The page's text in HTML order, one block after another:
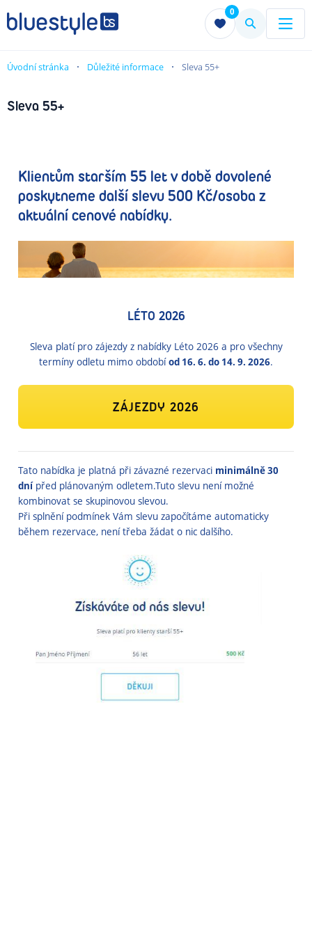
0
Menu Menu
Úvodní stránka Důležité informace Sleva 55+
Sleva 55+
Klientům starším 55 let v době dovolené
poskytneme další slevu 500 Kč/osoba z
aktuální cenové nabídky.
LÉTO 2026
Sleva platí pro zájezdy z nabídky Léto 2026 a pro všechny
termíny odletu mimo obdobíod 16. 6. do 14. 9. 2026.
ZÁJEZDY 2026
Tato nabídka je platná při závazné rezervaci minimálně 30
dnípřed plánovaným odletem.Tuto slevu není možné
kombinovat se skupinovou slevou.
Při splnění podmínek Vám slevu započítáme automaticky
během rezervace, není třeba žádat o nic dalšího.